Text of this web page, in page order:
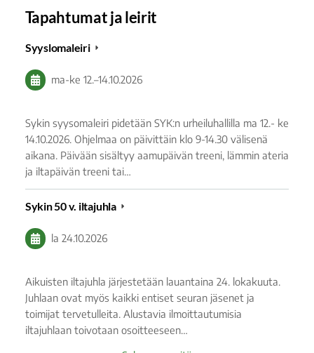
Tapahtumat ja leirit
Syyslomaleiri
ma-ke 12.–14.10.2026
Sykin syysomaleiri pidetään SYK:n urheiluhallilla ma 12.- ke
14.10.2026. Ohjelmaa on päivittäin klo 9-14.30 välisenä
aikana. Päivään sisältyy aamupäivän treeni, lämmin ateria
ja iltapäivän treeni tai…
Sykin 50 v. iltajuhla
la 24.10.2026
Aikuisten iltajuhla järjestetään lauantaina 24. lokakuuta.
Juhlaan ovat myös kaikki entiset seuran jäsenet ja
toimijat tervetulleita. Alustavia ilmoittautumisia
iltajuhlaan toivotaan osoitteeseen…